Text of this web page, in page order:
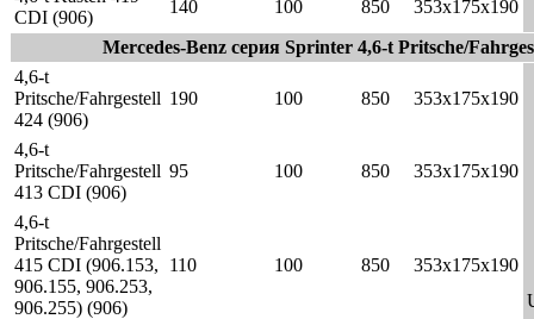
CDI (906)
140 100 850
353x175x190
Mercedes-Benz серия Sprinter 4,6-t Pritsche/
4,6-t
Pritsche/Fahrgestell
424 (906)
190 100 850 353x175x190
4,6-t
Pritsche/Fahrgestell
413 CDI (906)
95 100 850 353x175x190
4,6-t
Pritsche/Fahrgestell
415 CDI (906.153,
906.155, 906.253,
906.255) (906)
110 100 850 353x175x190